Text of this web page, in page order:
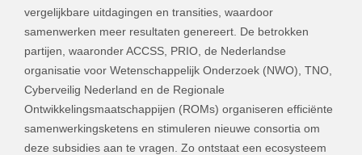
vergelijkbare uitdagingen en transities, waardoor
samenwerken meer resultaten genereert. De betrokken
partijen, waaronder ACCSS, PRIO, de Nederlandse
organisatie voor Wetenschappelijk Onderzoek (NWO), TNO,
Cyberveilig Nederland en de Regionale
Ontwikkelingsmaatschappijen (ROMs) organiseren efficiënte
samenwerkingsketens en stimuleren nieuwe consortia om
deze subsidies aan te vragen. Zo ontstaat een ecosysteem